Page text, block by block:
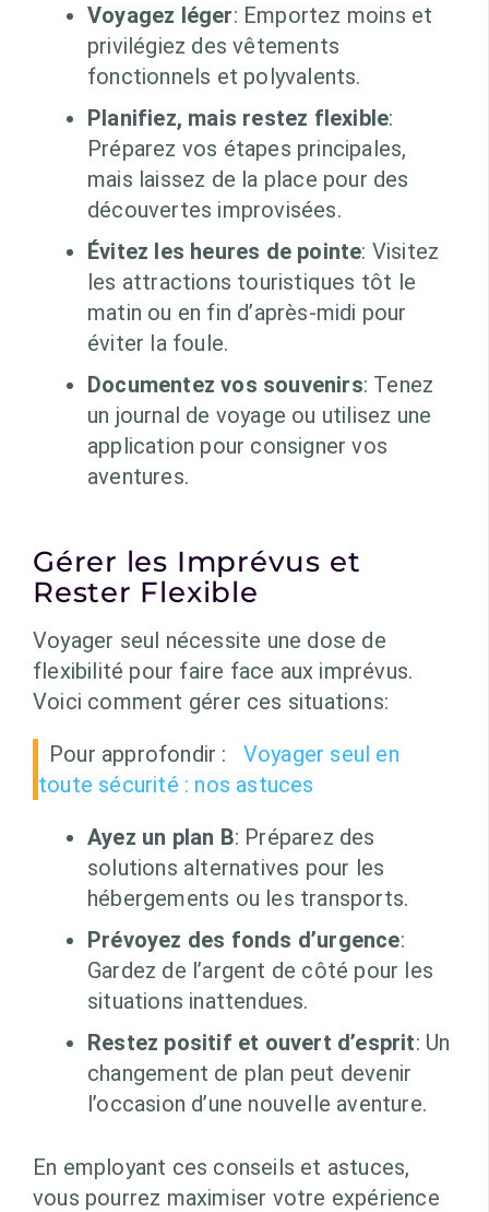
Voyagez léger: Emportez moins et
privilégiez des vêtements
fonctionnels et polyvalents.
Planifiez, mais restez flexible:
Préparez vos étapes principales,
mais laissez de la place pour des
découvertes improvisées.
Évitez les heures de pointe: Visitez
les attractions touristiques tôt le
matin ou en fin d’après-midi pour
éviter la foule.
Documentez vos souvenirs: Tenez
un journal de voyage ou utilisez une
application pour consigner vos
aventures.
Gérer les Imprévus et
Rester Flexible
Voyager seul nécessite une dose de
flexibilité pour faire face aux imprévus.
Voici comment gérer ces situations:
Pour approfondir :
Voyager seul en
toute sécurité : nos astuces
Ayez un plan B: Préparez des
solutions alternatives pour les
hébergements ou les transports.
Prévoyez des fonds d’urgence:
Gardez de l’argent de côté pour les
situations inattendues.
Restez positif et ouvert d’esprit: Un
changement de plan peut devenir
l’occasion d’une nouvelle aventure.
En employant ces conseils et astuces,
vous pourrez maximiser votre expérience